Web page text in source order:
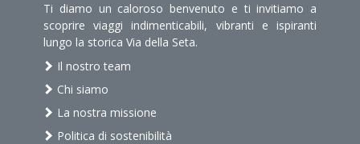
Ti diamo un caloroso benvenuto e ti invitiamo a
scoprire viaggi indimenticabili, vibranti e ispiranti
lungo la storica Via della Seta.
Il nostro team
Chi siamo
La nostra missione
Politica di sostenibilità